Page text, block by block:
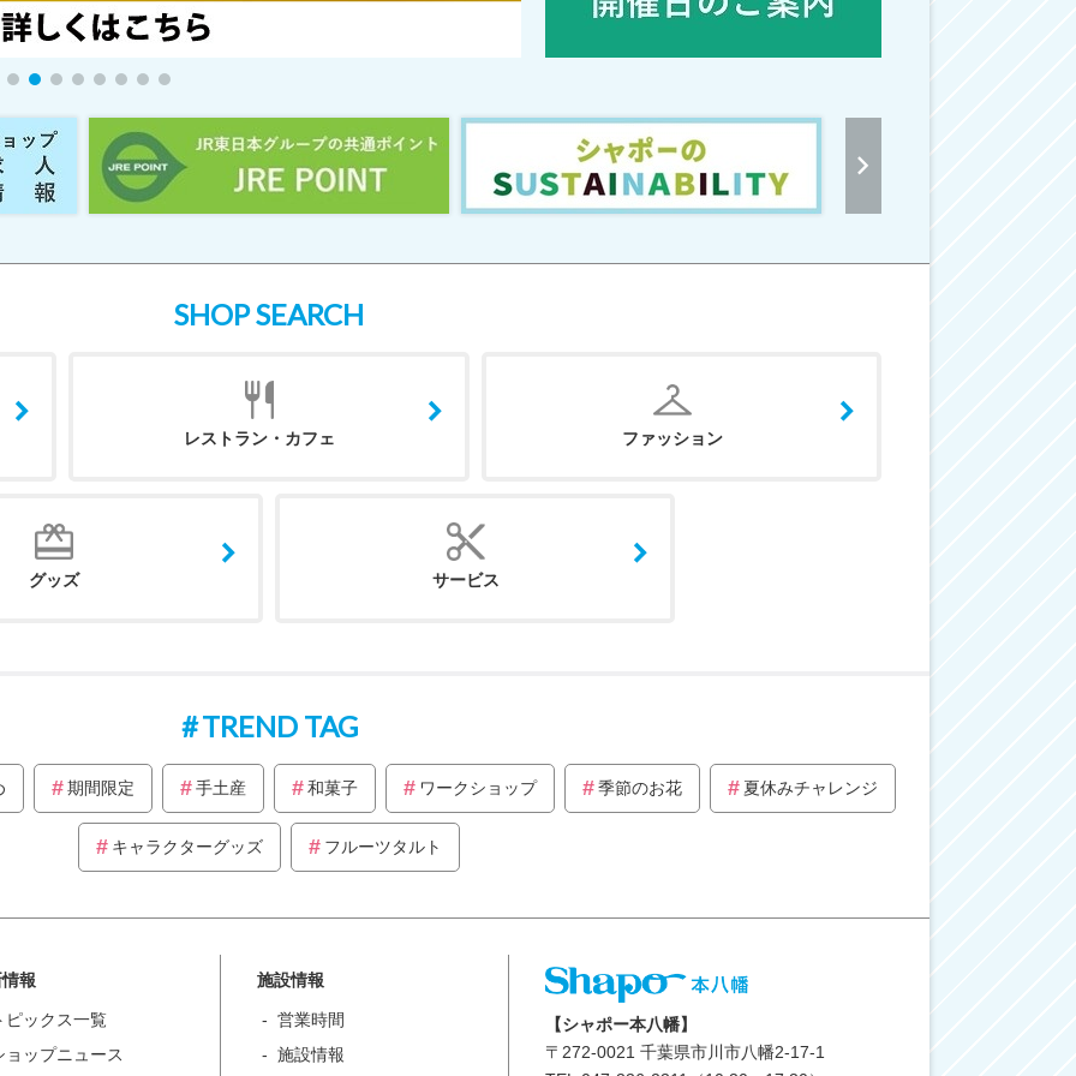
SHOP SEARCH
レストラン・カフェ ファッション
グッズ サービス
TREND TAG
期間限定 手土産 和菓子 ワークショップ 季節のお花 夏休みチャレンジ
キャラクターグッズ フルーツタルト
報
ピックス一覧
ョップニュース
施設情報
営業時間
施設情報
【シャポー本八幡】
〒 272-0021 千葉県市川市八幡2-17-1